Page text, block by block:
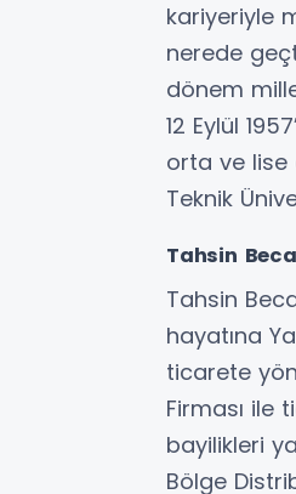
kariyeriyle
nerede
dönem
12 Eylül
orta ve lise
Teknik
Tahsin
Tahsin
hayatına
ticarete
Firması ile
bayilikleri
Bölge